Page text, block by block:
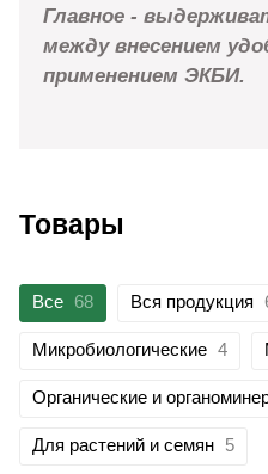
Главное -
между внесением
применением ЭКБИ.
Товары
Все 68 Вся продукция
Микробиологические 4
Органические и
Для растений и семян 5